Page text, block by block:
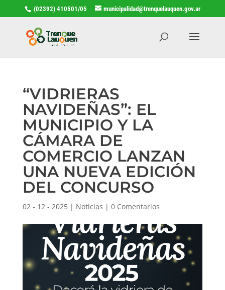
(02392) 410501/05 municipalidad@trenquelauquen.gov.ar
“VIDRIERAS
NAVIDEÑAS”: EL
MUNICIPIO Y LA
CÁMARA DE
COMERCIO LANZAN
UNA NUEVA EDICIÓN
DEL CONCURSO
02 - 12 - 2025| Noticias | 0 Comentarios